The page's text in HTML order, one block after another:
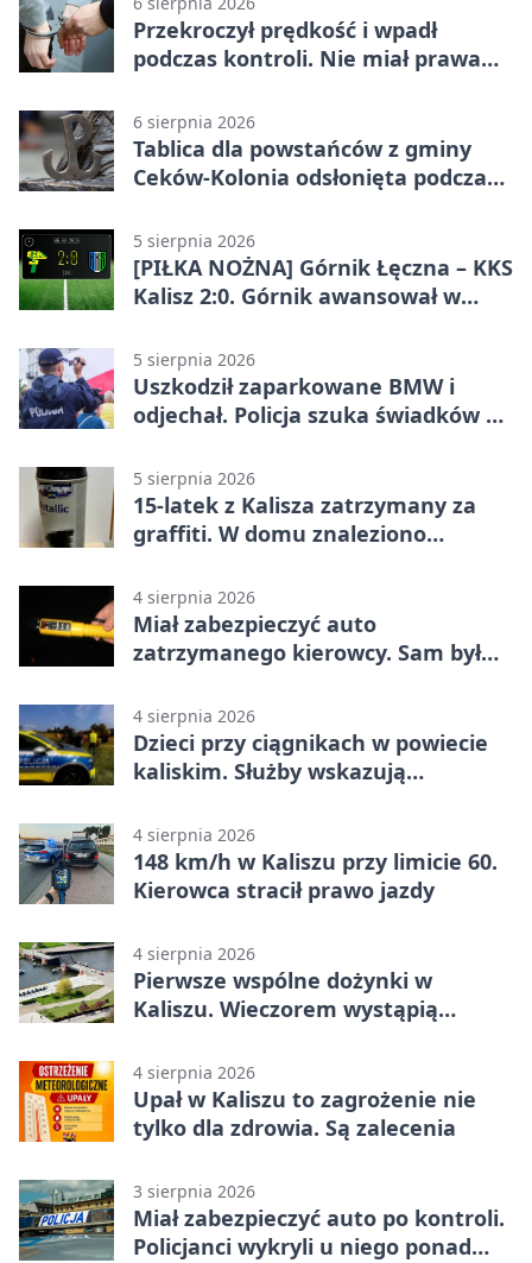
Przekroczył prędkość i wpadł
podczas kontroli. Nie miał prawa
6 sierpnia 2026
Tablica dla powstańców z gminy
Ceków-Kolonia odsłonięta podczas
5 sierpnia 2026
[PIŁKA NOŻNA] Górnik Łęczna – KKS
Kalisz 2:0. Górnik awansował w
5 sierpnia 2026
Uszkodził zaparkowane BMW i
odjechał. Policja szuka świadków w
5 sierpnia 2026
15-latek z Kalisza zatrzymany za
graffiti. W domu znaleziono
4 sierpnia 2026
Miał zabezpieczyć auto
zatrzymanego kierowcy. Sam był
4 sierpnia 2026
Dzieci przy ciągnikach w powiecie
kaliskim. Służby wskazują
4 sierpnia 2026
148 km/h w Kaliszu przy limicie 60.
Kierowca stracił prawo jazdy
4 sierpnia 2026
Pierwsze wspólne dożynki w
Kaliszu. Wieczorem wystąpią
4 sierpnia 2026
Upał w Kaliszu to zagrożenie nie
tylko dla zdrowia. Są zalecenia
3 sierpnia 2026
Miał zabezpieczyć auto po kontroli.
Policjanci wykryli u niego ponad